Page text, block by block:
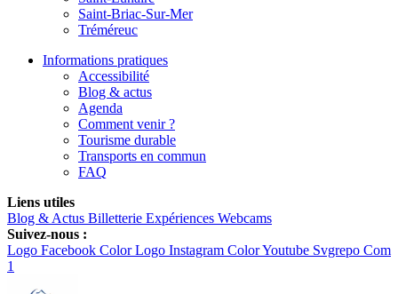
Saint-Briac-Sur-Mer
Tréméreuc
Informations pratiques
Accessibilité
Blog & actus
Agenda
Comment venir ?
Tourisme durable
Transports en commun
FAQ
Liens utiles
Blog & Actus Billetterie Expériences Webcams
Suivez-nous :
Logo Facebook Color Logo Instagram ColorYoutube Svgrepo Com
1